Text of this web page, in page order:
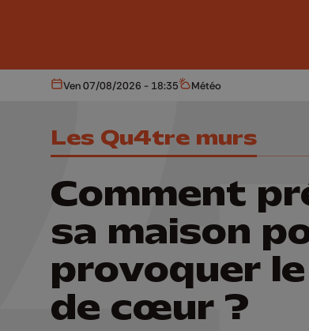
Aujourd'hui
Ven 07/08/2026 - 18:35 Météo
Météo
Les Qu4tre murs
Comment
sa maison
provoquer
de cœur ?